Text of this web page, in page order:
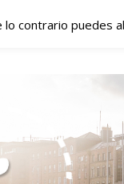
–
contrario puedes